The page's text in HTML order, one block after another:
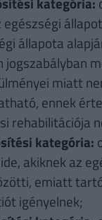
egészségi
állapota
jogszabályban
miatt
ennek
rehabilitációja
kategória:
akiknek az
emiatt
igényelnek;